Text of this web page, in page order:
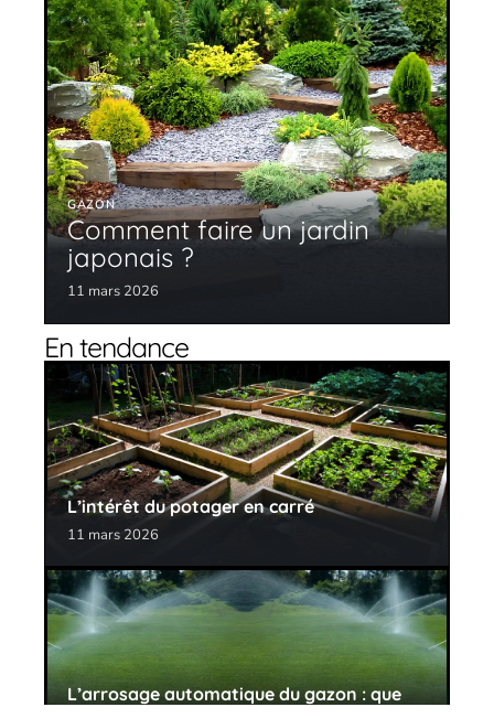
GAZON
Comment faire un jardin
japonais ?
11 mars 2026
En tendance
L’intérêt du potager en carré
11 mars 2026
L’arrosage automatique du gazon : que
choisir ?